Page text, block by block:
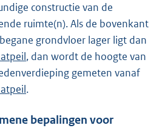
constructie van de
ruimte(n). Als de bovenkant
grondvloer lager ligt dan
, dan wordt de hoogte van
gemeten vanaf
.
bepalingen voor